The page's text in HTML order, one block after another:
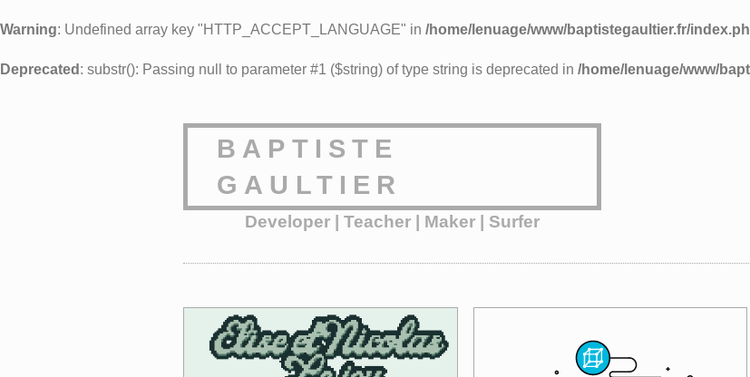
Warning: Undefined array key "HTTP_ACCEPT_LANGUAGE" in /home/lenuage/www/baptistegaultier.fr/
Deprecated : substr(): Passing null to parameter #1 ($string) of type string is deprecated in /home/lenuage/www/
BAPTISTE
GAULTIER
Developer | Teacher | Maker | Surfer